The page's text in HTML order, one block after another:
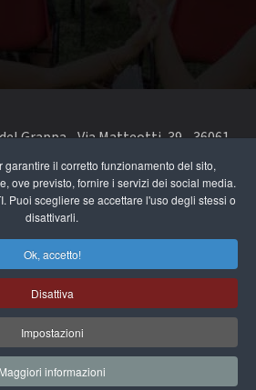
garantire il corretto funzionamento del sito,
ove previsto, fornire i servizi dei social media.
Puoi scegliere se accettare l'uso degli stessi o
disattivarli.
Ok, accetto!
Disattiva
Impostazioni
Maggiori informazioni
Grappa - Via Matteotti, 39 - 36061
- Telefono 0424 519111 - codice fiscale
IVA 00168480242
di accessibilità
accessibilità
e note legali
Cookie Policy